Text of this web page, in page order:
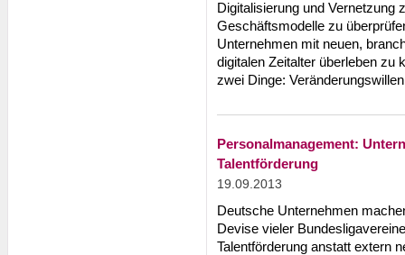
Digitalisierung und Vernetzung
Geschäftsmodelle zu
Unternehmen mit neuen,
digitalen Zeitalter überleben zu
zwei Dinge:
Personalmanagement:
Talentförderung
19.09.2013
Deutsche Unternehmen
Devise vieler
Talentförderung anstatt extern